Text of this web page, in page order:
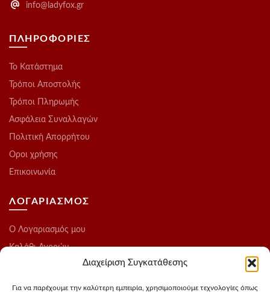
Διαχείριση Συγκατάθεσης
Για να παρέχουμε την καλύτερη εμπειρία, χρησιμοποιούμε τεχνολογίες όπως
info@ladyfox.gr
ΠΛΗΡΟΦΟΡΙΕΣ
Το Kατάστημα
Τρόποι Αποστολής
Τρόποι Πληρωμής
Ασφάλεια Συναλλαγών
Πολιτική Απορρήτου
Οροι χρήσης
Επικοινωνία
ΛΟΓΑΡΙΑΣΜΟΣ
O Λογαριασμός μου
Καλάθι Αγορών
Ολοκλήρωση Παραγγελίας